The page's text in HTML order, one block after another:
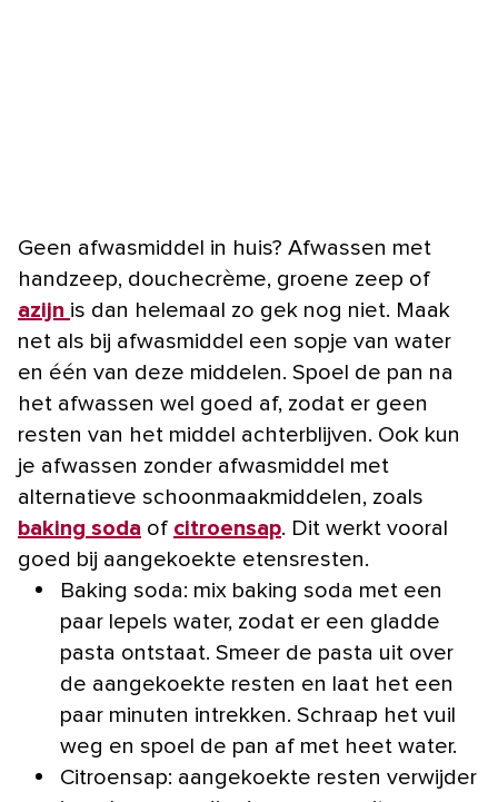
Geen afwasmiddel in huis? Afwassen met
handzeep, douchecrème, groene zeep of
azijn is dan helemaal zo gek nog niet. Maak
net als bij afwasmiddel een sopje van water
en één van deze middelen. Spoel de pan na
het afwassen wel goed af, zodat er geen
resten van het middel achterblijven. Ook kun
je afwassen zonder afwasmiddel met
alternatieve schoonmaakmiddelen, zoals
baking soda of citroensap. Dit werkt vooral
goed bij aangekoekte etensresten.
Baking soda: mix baking soda met een
paar lepels water, zodat er een gladde
pasta ontstaat. Smeer de pasta uit over
de aangekoekte resten en laat het een
paar minuten intrekken. Schraap het vuil
weg en spoel de pan af met heet water.
Citroensap: aangekoekte resten verwijder